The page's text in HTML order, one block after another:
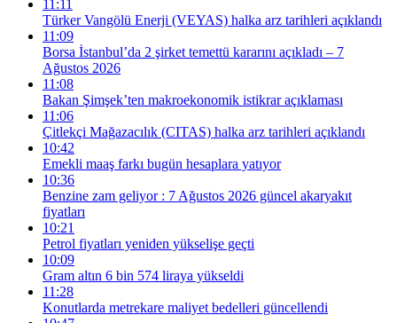
11:11
Türker Vangölü Enerji (VEYAS) halka arz tarihleri açıklandı
11:09
Borsa İstanbul’da 2 şirket temettü kararını açıkladı – 7
Ağustos 2026
11:08
Bakan Şimşek’ten makroekonomik istikrar açıklaması
11:06
Çitlekçi Mağazacılık (CITAS) halka arz tarihleri açıklandı
10:42
Emekli maaş farkı bugün hesaplara yatıyor
10:36
Benzine zam geliyor : 7 Ağustos 2026 güncel akaryakıt
fiyatları
10:21
Petrol fiyatları yeniden yükselişe geçti
10:09
Gram altın 6 bin 574 liraya yükseldi
11:28
Konutlarda metrekare maliyet bedelleri güncellendi